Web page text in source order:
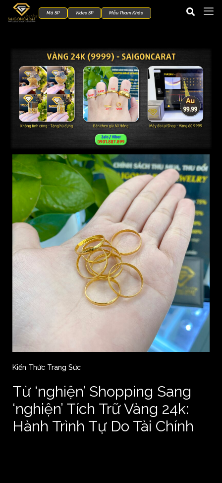
Mã SP Video SP Mẫu Tham Khảo
Kiến Thức Trang Sức
Từ ‘nghiện’ Shopping Sang
‘nghiện’ Tích Trữ Vàng 24k:
Hành Trình Tự Do Tài Chính